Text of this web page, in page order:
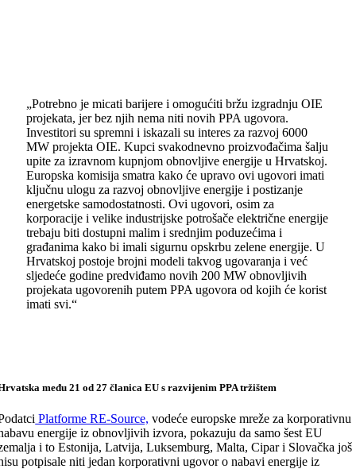
„Potrebno je micati barijere i omogućiti bržu izgradnju OIE
projekata, jer bez njih nema niti novih PPA ugovora.
Investitori su spremni i iskazali su interes za razvoj 6000
MW projekta OIE. Kupci svakodnevno proizvođačima šalju
upite za izravnom kupnjom obnovljive energije u Hrvatskoj.
Europska komisija smatra kako će upravo ovi ugovori imati
ključnu ulogu za razvoj obnovljive energije i postizanje
energetske samodostatnosti. Ovi ugovori, osim za
korporacije i velike industrijske potrošače električne energije
trebaju biti dostupni malim i srednjim poduzećima i
građanima kako bi imali sigurnu opskrbu zelene energije. U
Hrvatskoj postoje brojni modeli takvog ugovaranja i već
sljedeće godine predviđamo novih 200 MW obnovljivih
projekata ugovorenih putem PPA ugovora od kojih će korist
imati svi.“
među 21 od 27 članica EU s razvijenim PPA tržištem
Platforme RE-Source, vodeće europske mreže za korporativnu
energije iz obnovljivih izvora, pokazuju da samo šest EU
i to Estonija, Latvija, Luksemburg, Malta, Cipar i Slovačka još
potpisale niti jedan korporativni ugovor o nabavi energije iz